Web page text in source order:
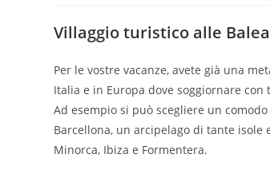
Villaggio turistico alle
Per le vostre vacanze, avete già una
Italia e in Europa dove soggiornare
Ad esempio si può scegliere un
Barcellona, un arcipelago di tante
Minorca, Ibiza e Formentera.